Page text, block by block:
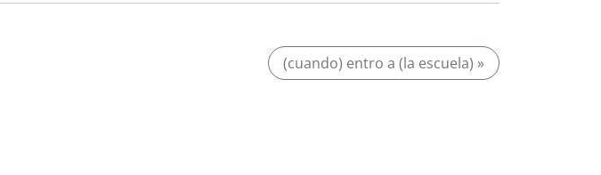
(cuando) entro a (la escuela) »